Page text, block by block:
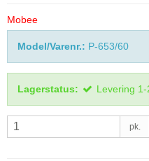
Mobee
Model/Varenr.: P-653/60
Lagerstatus: Levering
pk.